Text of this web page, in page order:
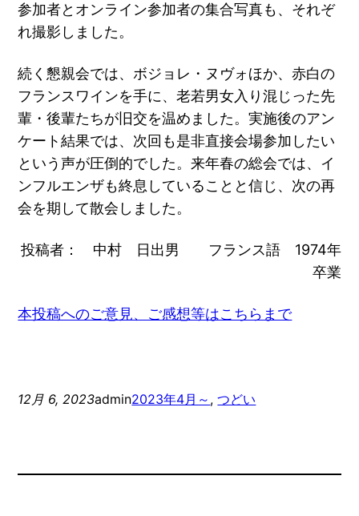
参加者とオンライン参加者の集合写真も、それぞ
れ撮影しました。
続く懇親会では、ボジョレ・ヌヴォほか、赤白の
フランスワインを手に、老若男女入り混じった先
輩・後輩たちが旧交を温めました。実施後のアン
ケート結果では、次回も是非直接会場参加したい
という声が圧倒的でした。来年春の総会では、イ
ンフルエンザも終息していることと信じ、次の再
会を期して散会しました。
投稿者： 中村 日出男 フランス語 1974年
卒業
本投稿へのご意見、ご感想等はこちらまで
12月 6, 2023admin2023年4月～ , つどい